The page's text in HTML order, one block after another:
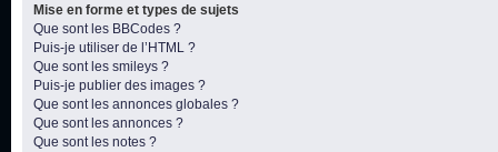
Mise en forme et types de sujets
Que sont les BBCodes ?
Puis-je utiliser de l’HTML ?
Que sont les smileys ?
Puis-je publier des images ?
Que sont les annonces globales ?
Que sont les annonces ?
Que sont les notes ?